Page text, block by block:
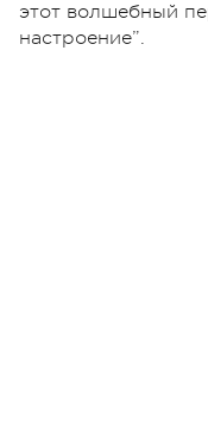
этот волшебный
настроение”.